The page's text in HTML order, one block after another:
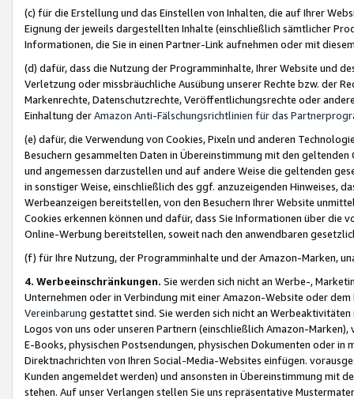
(c) für die Erstellung und das Einstellen von Inhalten, die auf Ihrer
Eignung der jeweils dargestellten Inhalte (einschließlich sämtlicher
Informationen, die Sie in einen Partner-Link aufnehmen oder mit
(d) dafür, dass die Nutzung der Programminhalte, Ihrer Website und
Verletzung oder missbräuchliche Ausübung unserer Rechte bzw. der
Markenrechte, Datenschutzrechte, Veröffentlichungsrechte oder
Einhaltung derAmazon Anti-Fälschungsrichtlinien für das
(e) dafür, die Verwendung von Cookies, Pixeln und anderen
Besuchern gesammelten Daten in Übereinstimmung mit den
und angemessen darzustellen und auf andere Weise die geltenden
in sonstiger Weise, einschließlich des ggf. anzuzeigenden Hinweises,
Werbeanzeigen bereitstellen, von den Besuchern Ihrer Website
Cookies erkennen können und dafür, dass Sie Informationen über die
Online-Werbung bereitstellen, soweit nach den anwendbaren
(f) für Ihre Nutzung, der Programminhalte und der Amazon-Marken,
4. Werbeeinschränkungen. Sie werden sich nicht an Werbe-,
Unternehmen oder in Verbindung mit einer Amazon-Website oder
Vereinbarung gestattet sind. Sie werden sich nicht an
Logos von uns oder unseren Partnern (einschließlich Amazon-
E-Books, physischen Postsendungen, physischen Dokumenten oder in
Direktnachrichten von Ihren Social-Media-Websites einfügen.
Kunden angemeldet werden) und ansonsten in Übereinstimmung mit
stehen. Auf unser Verlangen stellen Sie uns repräsentative